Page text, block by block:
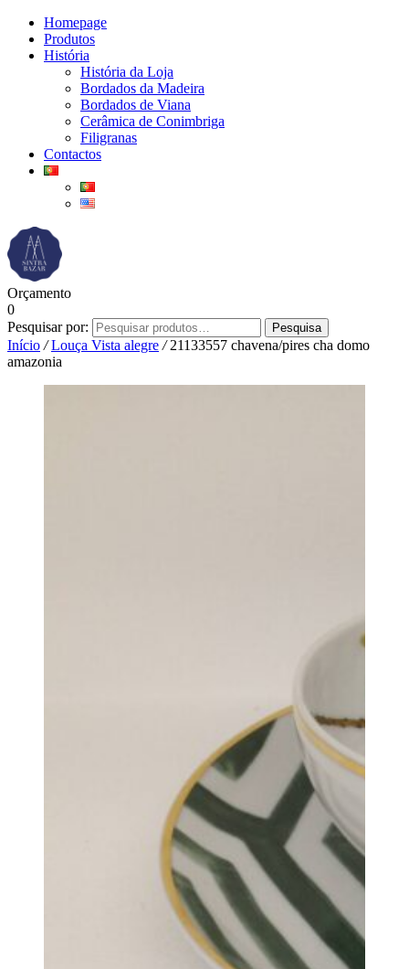
Homepage
Produtos
História
História da Loja
Bordados da Madeira
Bordados de Viana
Cerâmica de Conimbriga
Filigranas
Contactos
Orçamento
0
Pesquisar por:
Pesquisa
Início / Louça Vista alegre /21133557 chavena/pires cha domo
amazonia